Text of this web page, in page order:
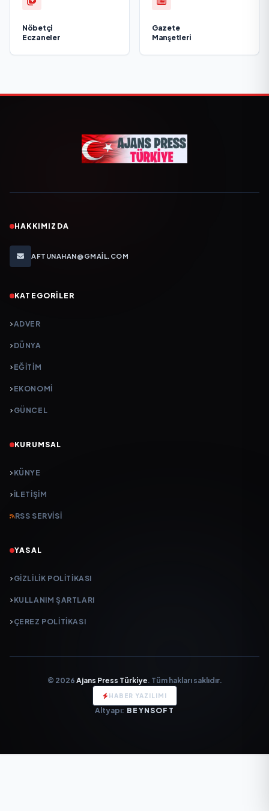
Nöbetçi
Eczaneler
Gazete
Manşetleri
HAKKIMIZDA
AFTUNAHAN@GMAIL.COM
KATEGORILER
ADVER
DÜNYA
EĞİTİM
EKONOMİ
GÜNCEL
KURUMSAL
KÜNYE
İLETIŞIM
RSS SERVISI
YASAL
GIZLILIK POLITIKASI
KULLANIM ŞARTLARI
ÇEREZ POLITIKASI
© 2026 Ajans Press Türkiye. Tüm hakları saklıdır.
HABER YAZILIMI
Altyapı: BEYNSOFT